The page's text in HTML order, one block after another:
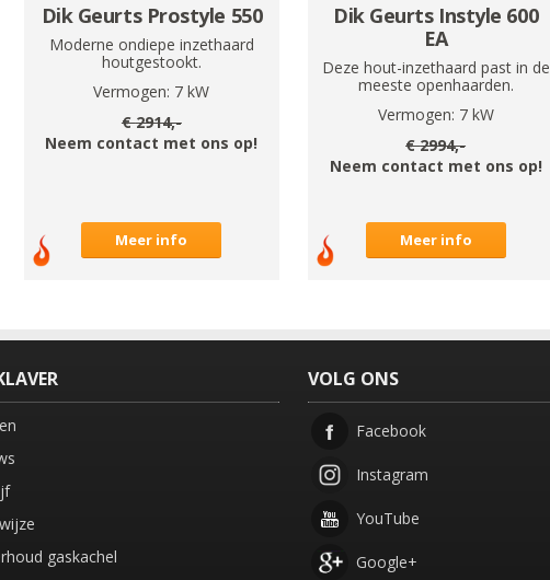
Dik Geurts Prostyle 550
Moderne ondiepe inzethaard
houtgestookt.
Vermogen: 7 kW
€2914,-
Neem contact met ons op!
Meer info
Dik Geurts Instyle 600
EA
Deze hout-inzethaard past in de
meeste openhaarden.
Vermogen: 7kW
€2994,-
Neem contact met ons op!
Meer info
gaskachel
VOLG ONS
Facebook
Instagram
YouTube
Google+